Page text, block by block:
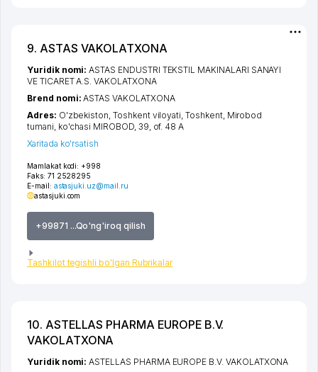
9. ASTAS VAKOLATXONA
Mamlakat kodi: +998
Faks: 71 2528295
E-mail: astasjuki.uz@mail.ru
astasjuki.com
+99871 ...Qo'ng'iroq qilish
Tashkilot tegishli bo'lgan Rubrikalar
Yuridik nomi:ASTAS ENDUSTRI TEKSTIL MAKINALARI SANAYI
VE TICARET A.S. VAKOLATXONA
Brend nomi:ASTAS VAKOLATXONA
Adres: O'zbekiston,Toshkent viloyati ,Toshkent, Mirobod
tumani ko'chasi MIROBOD, 39, of. 48 A
Xaritada ko'rsatish
10. ASTELLAS PHARMA EUROPE B.V.
VAKOLATXONA
Yuridik nomi:ASTELLAS PHARMA EUROPE B.V. VAKOLATXONA